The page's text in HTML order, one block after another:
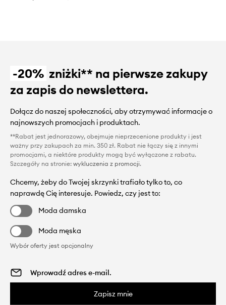
-20% zniżki** na pierwsze zakupy
za zapis do newslettera.
Dołącz do naszej społeczności, aby otrzymywać informacje o
najnowszych promocjach i produktach.
**Rabat jest jednorazowy, obejmuje nieprzecenione produkty i jest
ważny przy zakupach za min. 350 zł. Rabat nie łączy się z innymi
promocjami, a niektóre produkty mogą być wyłączone z rabatu.
Szczegóły na stronie: wykluczenia z promocji.
Chcemy, żeby do Twojej skrzynki trafiało tylko to, co
naprawdę Cię interesuje. Powiedz, czy jest to:
Moda damska
Moda męska
Wybór oferty jest opcjonalny
Zapisz mnie